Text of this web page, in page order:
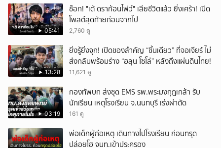
05:41
ช็อก! "เต้ ดราก้อนไฟว์" เสียชีวิตแล้ว ยิ่งเศร้า! เปิด
โพสต์สุดท้ายก่อนจากไป
2,760 ดู
13:28
ยิ่งรู้ยิ่งจุก! เปิดของสำคัญ “ชิ้นเดียว” ที่จอเจียร์ ไม่
ส่งกลับพร้อมร่าง “ฮลุน โซโล่” หลังถึงแผ่นดินไทย!
11,621 ดู
03:19
กองทัพบก ส่งชุด EMS รพ.พระมงกุฎเกล้า รับ
นักเรียน เหตุโรงเรียน จ.นนทบุรี เร่งผ่าตัด
161 ดู
พ่อเด็กผู้ก่อเหตุ เดินทางไปโรงเรียน ก่อนทรุด
ปล่อยโฮ จนท.เข้าประครอง